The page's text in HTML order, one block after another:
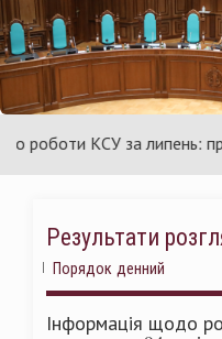
КСУ за липень:
Результати
Порядок денний
Інформація щодо